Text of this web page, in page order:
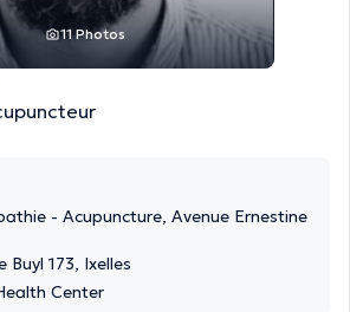
11 Photos
- Acupuncture, Avenue Ernestine
Buyl 173, Ixelles
Center